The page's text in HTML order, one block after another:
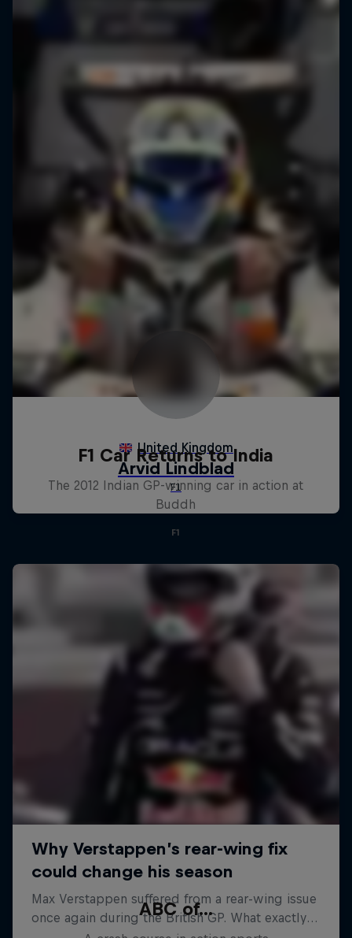
F1 Car Returns to India
The 2012 Indian GP-winning car in action at
Buddh
F1
ABC of...